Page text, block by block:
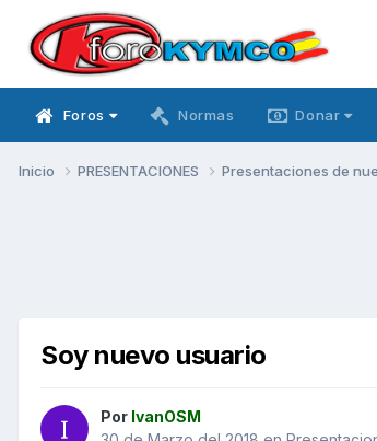
Foros Normas Donar
Inicio PRESENTACIONES Presentaciones de
Soy nuevo usuario
Por IvanOSM